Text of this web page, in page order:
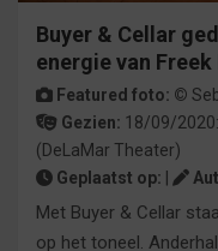
Buyer & Cellar
energie van
Featured foto: ©
Gezien: 18/09/2020:
(DeLaMar Theater)
Geplaatst op:
Met Buyer & Cellar
op het toneel.